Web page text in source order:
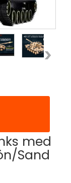
med
Sand